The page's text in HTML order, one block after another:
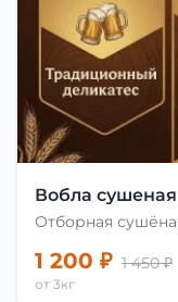
Вобла сушеная
Отборная
1 200 ₽ 1 450 ₽
от 3кг